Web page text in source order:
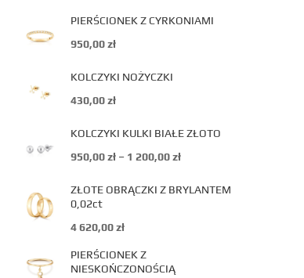
PIERŚCIONEK Z CYRKONIAMI
950,00zł
KOLCZYKI NOŻYCZKI
430,00zł
KOLCZYKI KULKI BIAŁE ZŁOTO
950,00zł – 1 200,00zł
ZŁOTE OBRĄCZKI Z BRYLANTEM
0,02ct
4 620,00zł
PIERŚCIONEK Z
NIESKOŃCZONOŚCIĄ